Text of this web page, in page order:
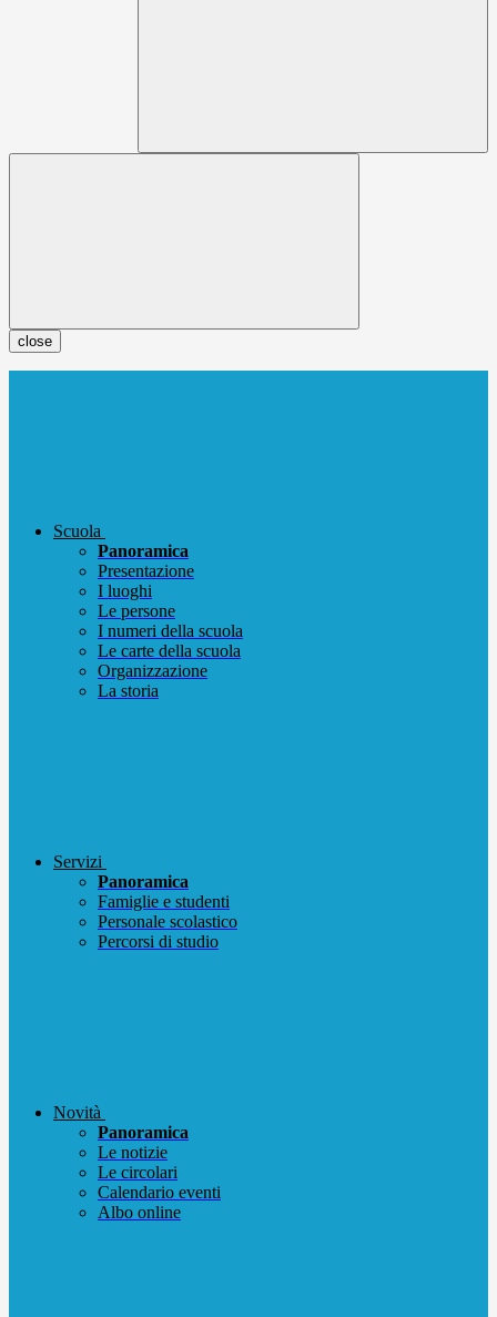
close
Scuola
Panoramica
Presentazione
I luoghi
Le persone
I numeri della scuola
Le carte della scuola
Organizzazione
La storia
Servizi
Panoramica
Famiglie e studenti
Personale scolastico
Percorsi di studio
Novità
Panoramica
Le notizie
Le circolari
Calendario eventi
Albo online